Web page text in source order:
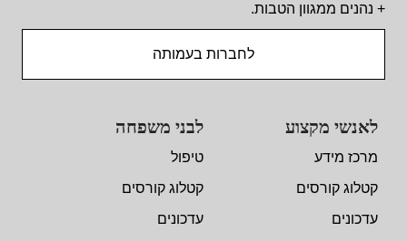
+ נהנים ממגוון הטבות.
לחברות בעמותה
לאנשי מקצוע
מרכז מידע
קטלוג קורסים
עדכונים
לבני משפחה
טיפול
קטלוג קורסים
עדכונים